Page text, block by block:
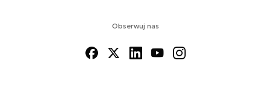
Obserwuj nas